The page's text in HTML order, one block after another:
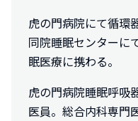
虎の門病院にて循環
同院睡眠センターに
眠医療に携わる。
虎の門病院睡眠呼吸
医員。総合内科専門